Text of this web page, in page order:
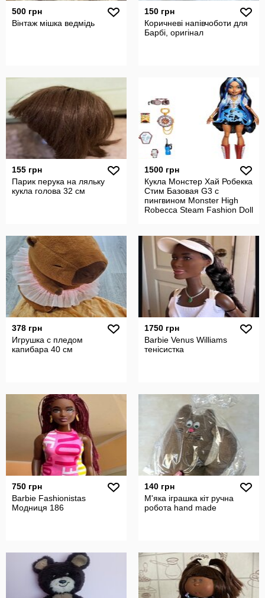
500 грн
Вінтаж мішка ведмідь
150 грн
Коричневі напівчоботи для
Барбі, оригінал
155 грн
Парик перука на ляльку
кукла голова 32 см
1500 грн
Кукла Монстер Хай Робекка
Стим Базовая G3 с
пингвином Monster High
Robecca Steam Fashion Doll
378 грн
Игрушка с пледом
капибара 40 см
1750 грн
Barbie Venus Williams
тенісистка
750 грн
Barbie Fashionistas
Модниця 186
140 грн
М'яка іграшка кіт ручна
робота hand made